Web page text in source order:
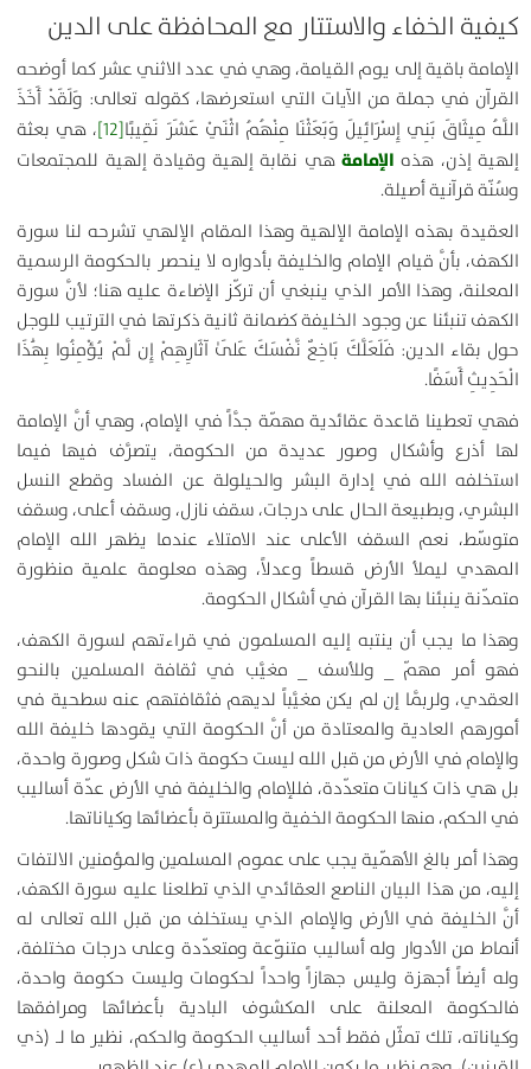
كيفية الخفاء والاستتار مع المحافظة على الدين
الإمامة باقية إلى يوم القيامة، وهي في عدد الاثني عشر كما أوضحه
القرآن في جملة من الآيات التي استعرضها، كقوله تعالى: وَلَقَدْ أَخَذَ
اللَّهُ مِيثَاقَ بَنِي إِسْرَائِيلَ وَبَعَثْنَا مِنْهُمُ اثْنَيْ عَشَرَ نَقِيبًا[12]
، هي بعثة
إلهية إذن، هذه الإمامةهي نقابة إلهية وقيادة إلهية للمجتمعات
وسُنّة قرآنية أصيلة.
العقيدة بهذه الإمامة الإلهية وهذا المقام الإلهي تشرحه لنا سورة
الكهف، بأنَّ قيام الإمام والخليفة بأدواره لا ينحصر بالحكومة الرسمية
المعلنة، وهذا الأمر الذي ينبغي أن تركّز الإضاءة عليه هنا؛ لأنَّ سورة
الكهف تنبئنا عن وجود الخليفة كضمانة ثانية ذكرتها في الترتيب للوجل
حول بقاء الدين: فَلَعَلَّكَ بَاخِعٌ نَّفْسَكَ عَلَىٰ آثَارِهِمْ إِن لَّمْ يُؤْمِنُوا بِهَٰذَا
الْحَدِيثِ أَسَفًا.
فهي تعطينا قاعدة عقائدية مهمّة جدَّاً في الإمام، وهي أنَّ الإمامة
لها أذرع وأشكال وصور عديدة من الحكومة، يتصرَّف فيها فيما
استخلفه الله في إدارة البشر والحيلولة عن الفساد وقطع النسل
البشري، وبطبيعة الحال على درجات، سقف نازل، وسقف أعلى، وسقف
متوسّط، نعم السقف الأعلى عند الامتلاء عندما يظهر الله الإمام
المهدي ليملأ الأرض قسطاً وعدلاً، وهذه معلومة علمية منظورة
متمدّنة ينبئنا بها القرآن في أشكال الحكومة.
وهذا ما يجب أن ينتبه إليه المسلمون في قراءتهم لسورة الكهف،
فهو أمر مهمّ _ وللأسف _ مغيَّب في ثقافة المسلمين بالنحو
العقدي، ولربَّما إن لم يكن مغيَّباً لديهم فثقافتهم عنه سطحية في
أمورهم العادية والمعتادة من أنَّ الحكومة التي يقودها خليفة الله
والإمام في الأرض من قبل الله ليست حكومة ذات شكل وصورة واحدة،
بل هي ذات كيانات متعدّدة، فللإمام والخليفة في الأرض عدّة أساليب
في الحكم، منها الحكومة الخفية والمستترة بأعضائها وكياناتها.
وهذا أمر بالغ الأهمّية يجب على عموم المسلمين والمؤمنين الالتفات
إليه، من هذا البيان الناصع العقائدي الذي تطلعنا عليه سورة الكهف،
أنَّ الخليفة في الأرض والإمام الذي يستخلف من قبل الله تعالى له
أنماط من الأدوار وله أساليب متنوّعة ومتعدّدة وعلى درجات مختلفة،
وله أيضاً أجهزة وليس جهازاً واحداً لحكومات وليست حكومة واحدة،
فالحكومة المعلنة على المكشوف البادية بأعضائها ومرافقها
وكياناته، تلك تمثّل فقط أحد أساليب الحكومة والحكم، نظير ما لـ (ذي